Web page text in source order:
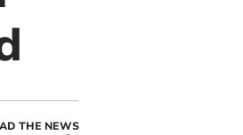
THE NEWS